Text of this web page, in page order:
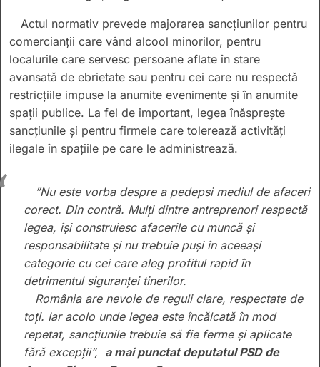
Actul normativ prevede majorarea sancțiunilor pentru
comercianții care vând alcool minorilor, pentru
localurile care servesc persoane aflate în stare
avansată de ebrietate sau pentru cei care nu respectă
restricțiile impuse la anumite evenimente și în anumite
spații publice. La fel de important, legea înăsprește
sancțiunile și pentru firmele care tolerează activități
ilegale în spațiile pe care le administrează.
”Nu este vorba despre a pedepsi mediul de afaceri
corect. Din contră. Mulți dintre antreprenori respectă
legea, își construiesc afacerile cu muncă și
responsabilitate și nu trebuie puși în aceeași
categorie cu cei care aleg profitul rapid în
detrimentul siguranței tinerilor.
România are nevoie de reguli clare, respectate de
toți. Iar acolo unde legea este încălcată în mod
repetat, sancțiunile trebuie să fie ferme și aplicate
fără excepții”, a mai punctat deputatul PSD de